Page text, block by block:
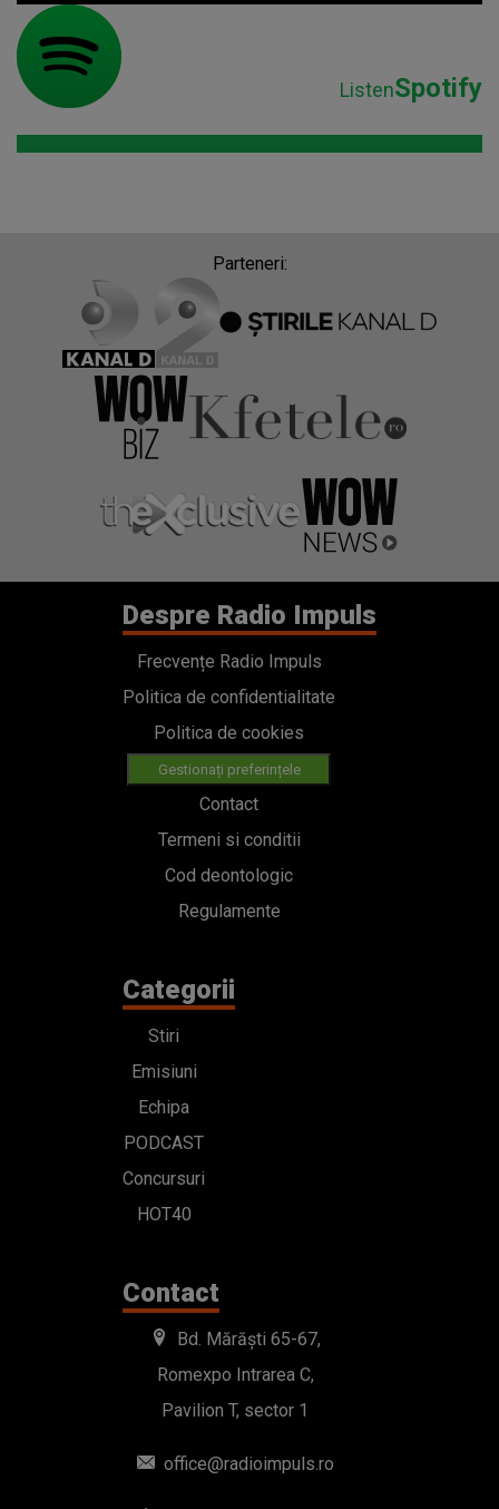
ListenSpotify
Parteneri:
Despre Radio Impuls
Frecvențe Radio Impuls
Politica de confidentialitate
Politica de cookies
Gestionați preferințele
Contact
Termeni si conditii
Cod deontologic
Regulamente
Categorii
Stiri
Emisiuni
Echipa
PODCAST
Concursuri
HOT40
Contact
Bd. Mărăști 65-67,
Romexpo Intrarea C,
Pavilion T, sector 1
office@radioimpuls.ro